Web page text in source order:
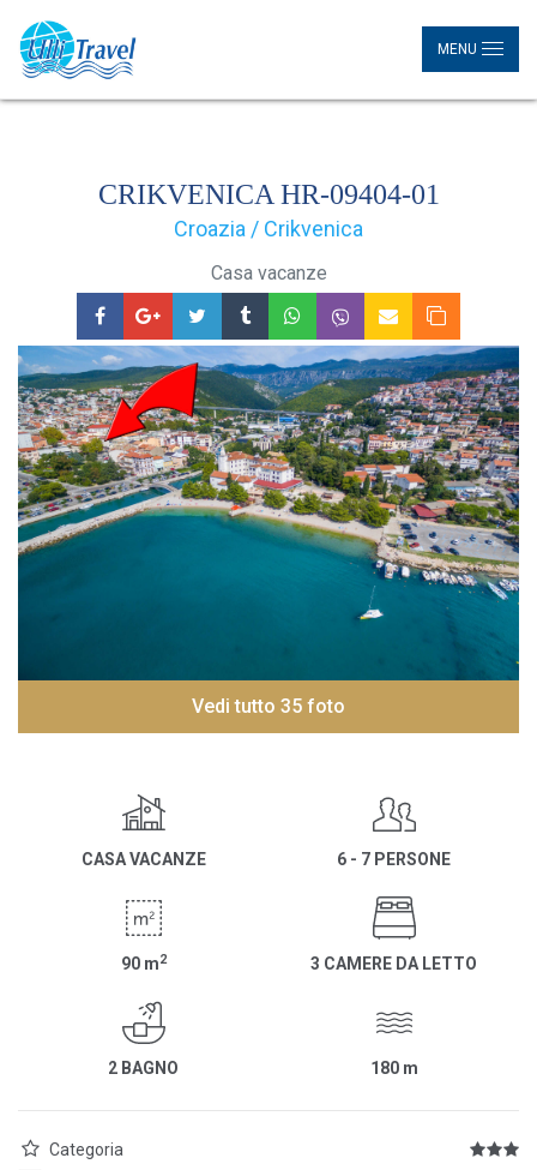
MENU
CRIKVENICA HR-09404-01
Croazia / Crikvenica
Casa vacanze
Vedi tutto 35 foto
CASA VACANZE 6 - 7 PERSONE
90 m2 3 CAMERE DA LETTO
2 BAGNO 180 m
Categoria